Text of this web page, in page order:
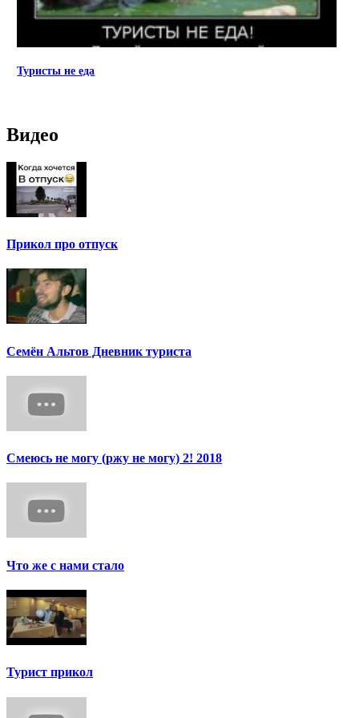
Туристы не еда
Видео
Прикол про отпуск
Семён Альтов Дневник туриста
Смеюсь не могу (ржу не могу) 2! 2018
Что же с нами стало
Турист прикол